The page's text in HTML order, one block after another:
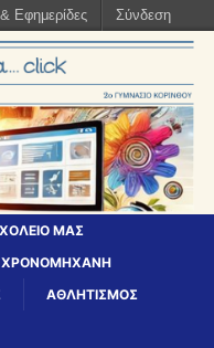
ΜΑΣ
ΧΡΟΝΟΜΗΧΑΝΗ
ΑΘΛΗΤΙΣΜΟΣ
Εφημερίδες Σύνδεση